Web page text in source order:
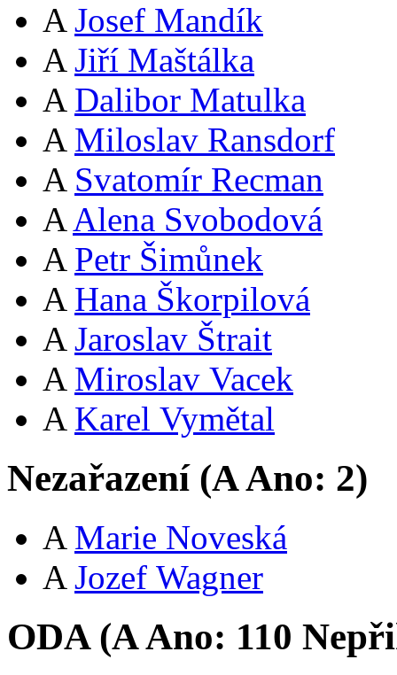
A Josef Mandík
A Jiří Maštálka
A Dalibor Matulka
A Miloslav Ransdorf
A Svatomír Recman
A Alena Svobodová
A Petr Šimůnek
A Hana Škorpilová
A Jaroslav Štrait
A Miroslav Vacek
A Karel Vymětal
Nezařazení (AAno: 2)
A Marie Noveská
A Jozef Wagner
ODA (AAno: 110